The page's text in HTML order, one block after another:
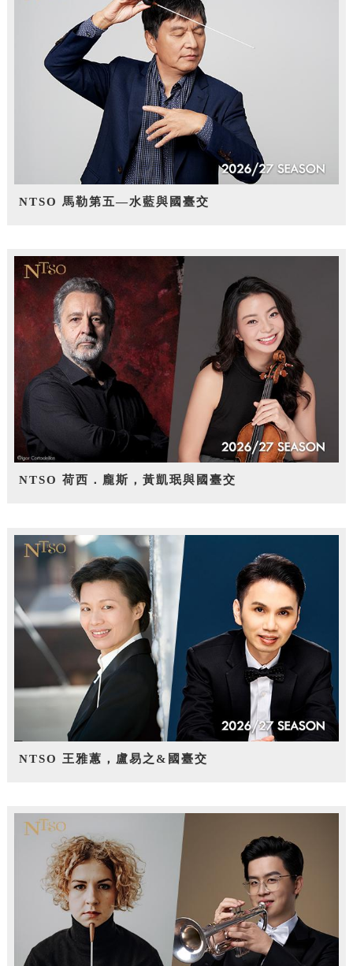
NTSO 馬勒第五—水藍與國臺交
NTSO 荷西．龐斯，黃凱珉與國臺交
NTSO 王雅蕙，盧易之&國臺交